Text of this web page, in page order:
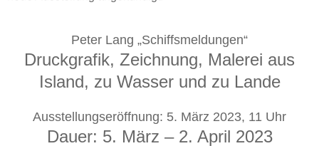
Peter Lang „Schiffsmeldungen“
Druckgrafik, Zeichnung, Malerei aus
Island, zu Wasser und zu Lande
Ausstellungseröffnung: 5. März 2023, 11 Uhr
Dauer: 5. März – 2. April 2023